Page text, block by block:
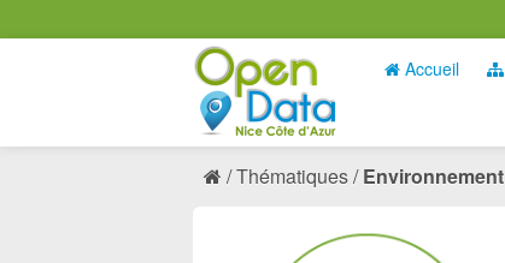
Accueil
Thématiques Environnement